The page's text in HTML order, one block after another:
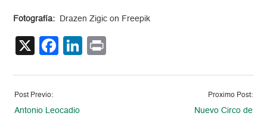
Fotografía: Drazen Zigic on Freepik
X Facebook
LinkedIn
Post Previo:
Antonio Leocadio
Proximo Post:
Nuevo Circo de